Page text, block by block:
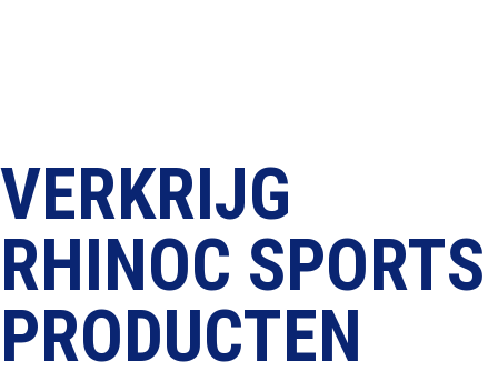
VERKRIJG
RHINOC SPORTS
PRODUCTEN